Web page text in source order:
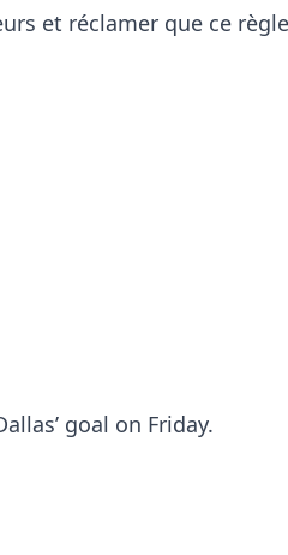
et réclamer que ce
goal on Friday.